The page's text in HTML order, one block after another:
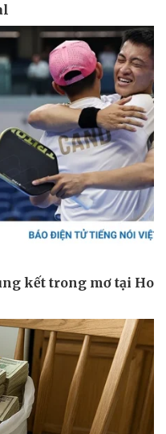
Giá vàng
Tiêu dùng
Chứng khoán
Giá cà phê